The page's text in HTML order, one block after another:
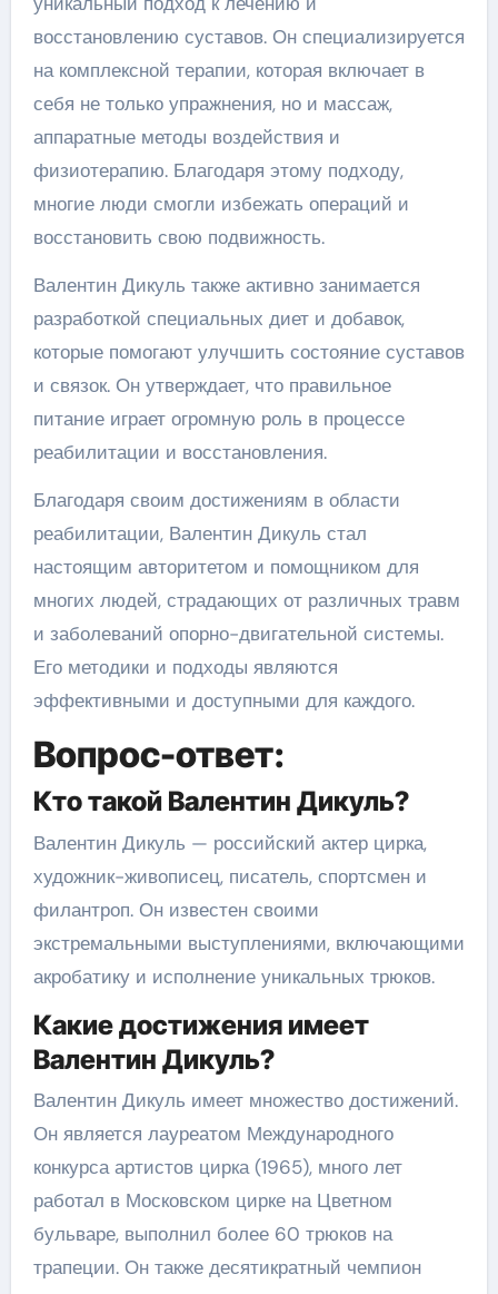
восстановлению суставов. Он специализируется
на комплексной терапии, которая включает в
себя не только упражнения, но и массаж,
аппаратные методы воздействия и
физиотерапию. Благодаря этому подходу,
многие люди смогли избежать операций и
восстановить свою подвижность.
Валентин Дикуль также активно занимается
разработкой специальных диет и добавок,
которые помогают улучшить состояние суставов
и связок. Он утверждает, что правильное
питание играет огромную роль в процессе
реабилитации и восстановления.
Благодаря своим достижениям в области
реабилитации, Валентин Дикуль стал
настоящим авторитетом и помощником для
многих людей, страдающих от различных травм
и заболеваний опорно-двигательной системы.
Его методики и подходы являются
эффективными и доступными для каждого.
Вопрос-ответ:
Кто такой Валентин Дикуль?
Валентин Дикуль — российский актер цирка,
художник-живописец, писатель, спортсмен и
филантроп. Он известен своими
экстремальными выступлениями, включающими
акробатику и исполнение уникальных трюков.
Какие достижения имеет
Валентин Дикуль?
Валентин Дикуль имеет множество достижений.
Он является лауреатом Международного
конкурса артистов цирка (1965), много лет
работал в Московском цирке на Цветном
бульваре, выполнил более 60 трюков на
трапеции. Он также десятикратный чемпион